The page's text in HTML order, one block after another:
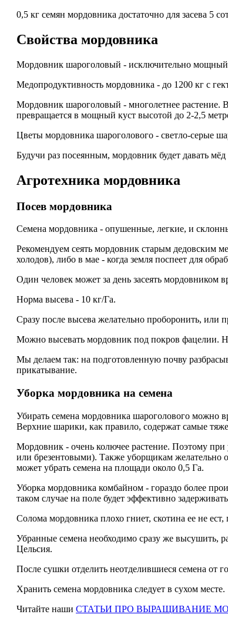
0,5 кг семян мордовника достаточно для засева 5
Свойства мордовника
Мордовник шароголовый - исключительно
Медопродуктивность мордовника - до 1200 кг с
Мордовник шароголовый - многолетнее растение.
превращается в мощный куст высотой до 2-2,5
Цветы мордовника шароголового - светло-серые
Будучи раз посеянным, мордовник будет давать
Агротехника мордовника
Посев мордовника
Семена мордовника - опушенные, легкие, и
Рекомендуем сеять мордовник старым дедовским
холодов), либо в мае - когда земля поспеет для
Один человек может за день засеять мордовником
Норма высева - 10 кг/Га.
Сразу после высева желательно проборонить, или
Можно высевать мордовник под покров фацелии.
Мы делаем так: на подготовленную почву
прикатывание.
Уборка мордовника на семена
Убирать семена мордовника шароголового можно
Верхние шарики, как правило, содержат самые
Мордовник - очень колючее растение. Поэтому
или брезентовыми). Также уборщикам желательно
может убрать семена на площади около 0,5 Га.
Уборка мордовника комбайном - гораздо более
таком случае на поле будет эффективно
Солома мордовника плохо гниет, скотина ее не
Убранные семена необходимо сразу же высушить,
Цельсия.
После сушки отделить неотделившиеся семена от
Хранить семена мордовника следует в сухом месте.
Читайте наши СТАТЬИ ПРО ВЫРАЩИВАНИЕ